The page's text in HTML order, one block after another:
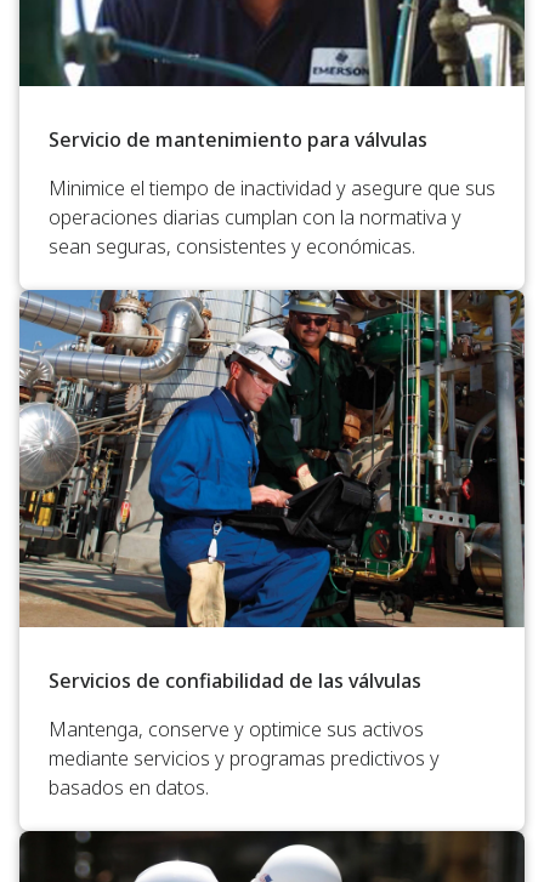
Servicio de mantenimiento para válvulas
Minimice el tiempo de inactividad y asegure que sus
operaciones diarias cumplan con la normativa y
sean seguras, consistentes y económicas.
Servicios de confiabilidad de las válvulas
Mantenga, conserve y optimice sus activos
mediante servicios y programas predictivos y
basados en datos.